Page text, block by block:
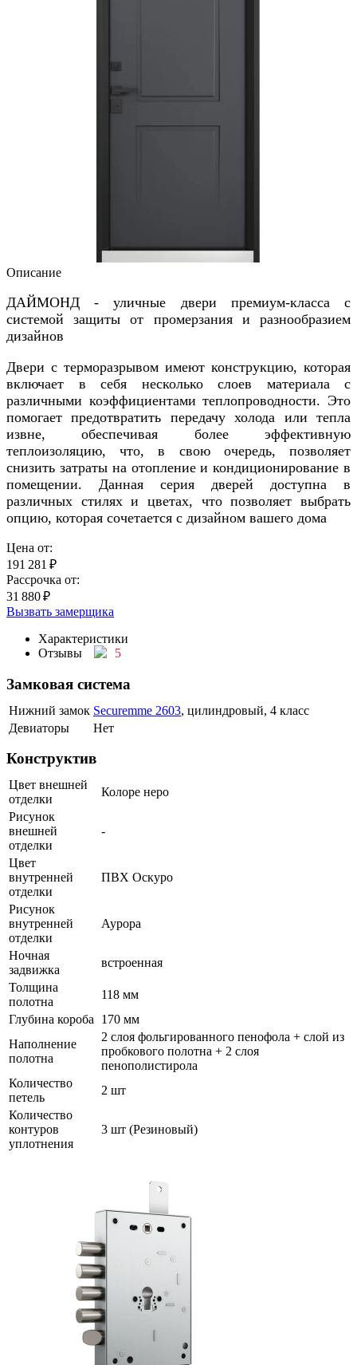
Описание
ДАЙМОНД - уличные двери премиум-класса с
системой защиты от промерзания и разнообразием
дизайнов
Двери с терморазрывом имеют конструкцию, которая
включает в себя несколько слоев материала с
различными коэффициентами теплопроводности. Это
помогает предотвратить передачу холода или тепла
извне, обеспечивая более эффективную
теплоизоляцию, что, в свою очередь, позволяет
снизить затраты на отопление и кондиционирование в
помещении. Данная серия дверей доступна в
различных стилях и цветах, что позволяет выбрать
опцию, которая сочетается с дизайном вашего дома
Цена от:
191 281 ₽
Рассрочка от:
31 880₽
Вызвать замерщика
Характеристики
Отзывы
5
Замковая система
Нижний замок Securemme 2603, цилиндровый, 4 класс
Девиаторы
Нет
Конструктив
Цвет внешней
отделки
Колоре неро
Рисунок
внешней
отделки
-
Цвет
внутренней
отделки
ПВХ Оскуро
Рисунок
внутренней
отделки
Аурора
Ночная
задвижка
встроенная
Толщина
полотна
118 мм
Глубина короба
170 мм
Наполнение
полотна
2 слоя фольгированного пенофола + слой из
пробкового полотна + 2 слоя
пенополистирола
Количество
петель
2 шт
Количество
контуров
уплотнения
3 шт (Резиновый)